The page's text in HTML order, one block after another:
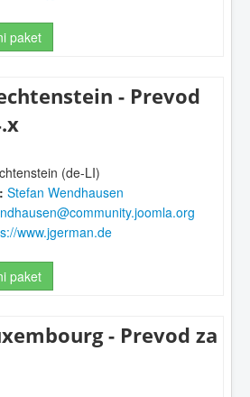
paket
- Prevod
(de-LI)
Stefan Wendhausen
www.jgerman.de
paket
- Prevod za